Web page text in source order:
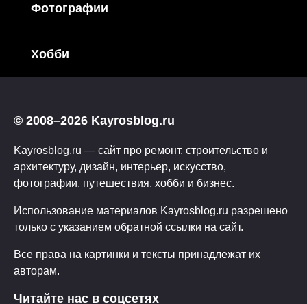
Фотографии
Хобби
© 2008–2026 Kayrosblog.ru
Kayrosblog.ru — сайт про ремонт, строительство и
архитектуру, дизайн, интерьер, искусство,
фотографии, путешествия, хобби и бизнес.
Использование материалов Kayrosblog.ru разрешено
только с указанием обратной ссылки на сайт.
Все права на картинки и тексты принадлежат их
авторам.
Читайте нас в соцсетях